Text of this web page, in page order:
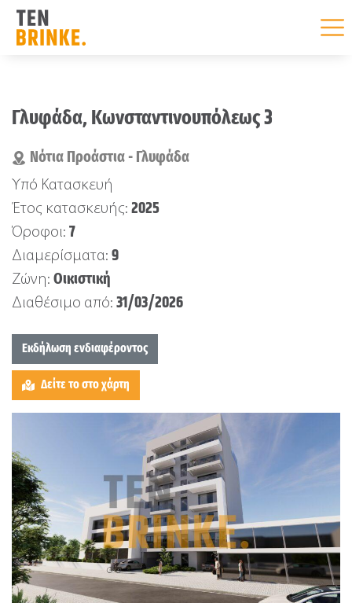
content
Γλυφάδα, Κωνσταντινουπόλεως 3
Νότια Προάστια - Γλυφάδα
Υπό Κατασκευή
Έτος κατασκευής: 2025
Όροφοι: 7
Διαμερίσματα: 9
Ζώνη: Οικιστική
Διαθέσιμο από: 31/03/2026
Εκδήλωση ενδιαφέροντος
Δείτε το στο χάρτη